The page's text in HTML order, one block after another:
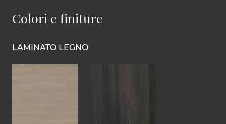
Colori e finiture
LAMINATO LEGNO